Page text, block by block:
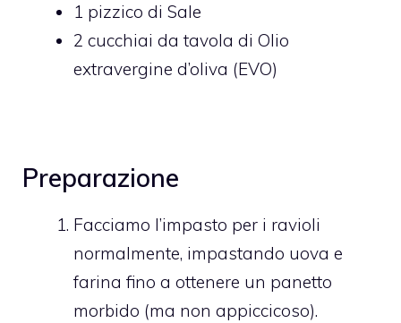
1 pizzico di Sale
2 cucchiai da tavola di Olio
extravergine d’oliva (EVO)
Preparazione
Facciamo l’impasto per i ravioli
normalmente, impastando uova e
farina fino a ottenere un panetto
morbido (ma non appiccicoso).